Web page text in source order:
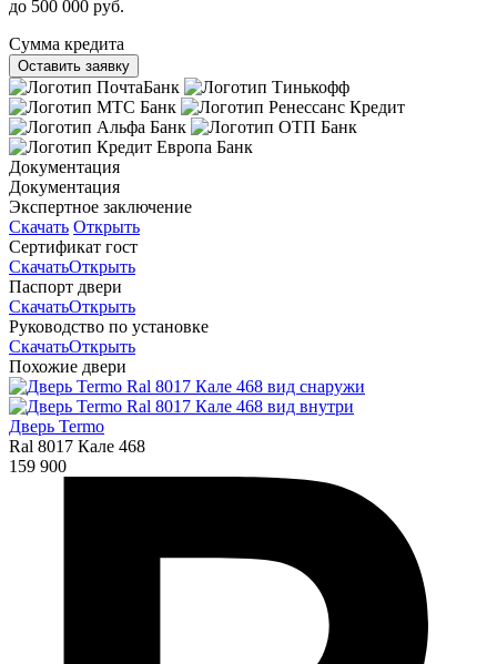
до 500 000 руб.
Сумма кредита
Оставить заявку
Документация
Документация
Экспертное заключение
Скачать Открыть
Сертификат гост
СкачатьОткрыть
Паспорт двери
СкачатьОткрыть
Руководство по установке
СкачатьОткрыть
Похожие двери
Дверь Termo
Ral 8017 Кале 468
159 900